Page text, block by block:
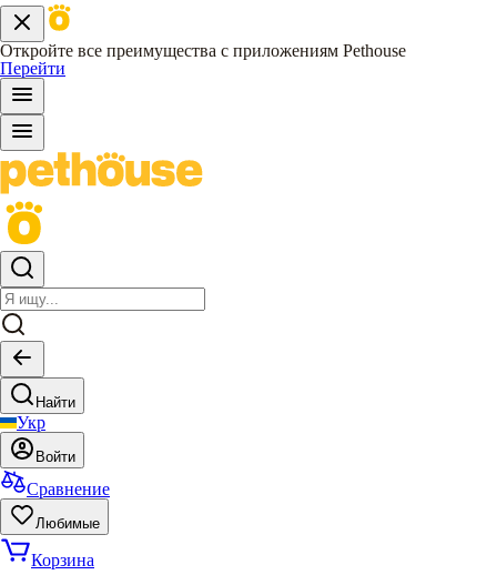
Откройте все преимущества с приложениям Pethouse
Перейти
Найти
Укр
Войти
Сравнение
Любимые
Корзина